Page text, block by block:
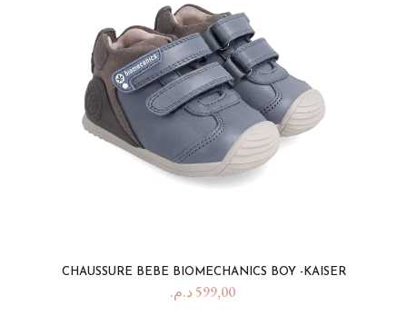
CHAUSSURE BEBE BIOMECHANICS BOY -KAISER
599,00 د.م.